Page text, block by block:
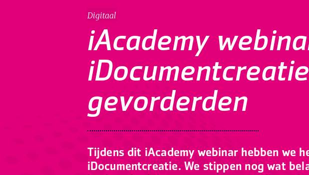
Thema's
Digitaal
iAcademy
gevorderden
Tijdens dit iAcademy webinar hebben we
iDocumentcreatie. We stippen nog wat